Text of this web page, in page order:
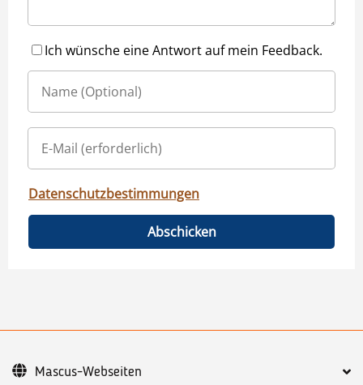
Ich wünsche eine Antwort auf mein Feedback.
Datenschutzbestimmungen
Abschicken
Mascus-Webseiten